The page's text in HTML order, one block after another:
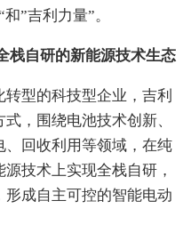
”吉利力量”。
栈自研的新能源技术生态
型的科技型企业，吉利
，围绕电池技术创新、
回收利用等领域，在纯
技术上实现全栈自研，
成自主可控的智能电动